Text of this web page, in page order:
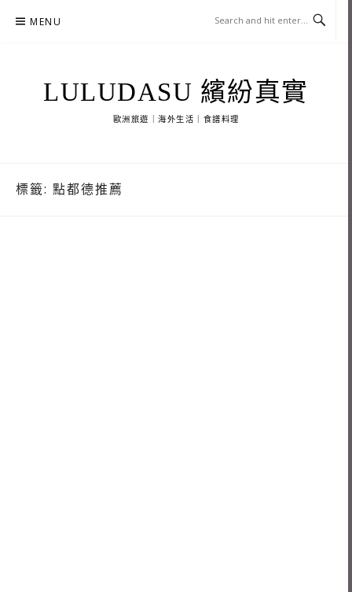
MENU
LULUDASU 繽紛真實
歐洲旅遊｜海外生活｜食譜料理
標籤: 點都德推薦